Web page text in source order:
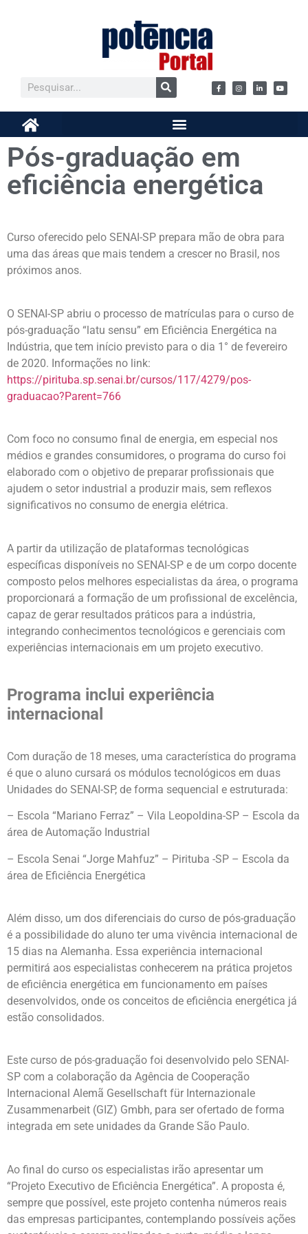
Pós-graduação em
eficiência energética
Curso oferecido pelo SENAI-SP prepara mão de obra para
uma das áreas que mais tendem a crescer no Brasil, nos
próximos anos.
O SENAI-SP abriu o processo de matrículas para o curso de
pós-graduação “latu sensu” em Eficiência Energética na
Indústria, que tem início previsto para o dia 1° de fevereiro
de 2020. Informações no link:
https://pirituba.sp.senai.br/cursos/117/4279/pos-
graduacao?Parent=766
Com foco no consumo final de energia, em especial nos
médios e grandes consumidores, o programa do curso foi
elaborado com o objetivo de preparar profissionais que
ajudem o setor industrial a produzir mais, sem reflexos
significativos no consumo de energia elétrica.
A partir da utilização de plataformas tecnológicas
específicas disponíveis no SENAI-SP e de um corpo docente
composto pelos melhores especialistas da área, o programa
proporcionará a formação de um profissional de excelência,
capaz de gerar resultados práticos para a indústria,
integrando conhecimentos tecnológicos e gerenciais com
experiências internacionais em um projeto executivo.
Programa inclui experiência
internacional
Com duração de 18 meses, uma característica do programa
é que o aluno cursará os módulos tecnológicos em duas
Unidades do SENAI-SP, de forma sequencial e estruturada:
– Escola “Mariano Ferraz” – Vila Leopoldina-SP – Escola da
área de Automação Industrial
– Escola Senai “Jorge Mahfuz” – Pirituba -SP – Escola da
área de Eficiência Energética
Além disso, um dos diferenciais do curso de pós-graduação
é a possibilidade do aluno ter uma vivência internacional de
15 dias na Alemanha. Essa experiência internacional
permitirá aos especialistas conhecerem na prática projetos
de eficiência energética em funcionamento em países
desenvolvidos, onde os conceitos de eficiência energética já
estão consolidados.
Este curso de pós-graduação foi desenvolvido pelo SENAI-
SP com a colaboração da Agência de Cooperação
Internacional Alemã Gesellschaft für Internazionale
Zusammenarbeit (GIZ) Gmbh, para ser ofertado de forma
integrada em sete unidades da Grande São Paulo.
Ao final do curso os especialistas irão apresentar um
“Projeto Executivo de Eficiência Energética”. A proposta é,
sempre que possível, este projeto contenha números reais
das empresas participantes, contemplando possíveis ações